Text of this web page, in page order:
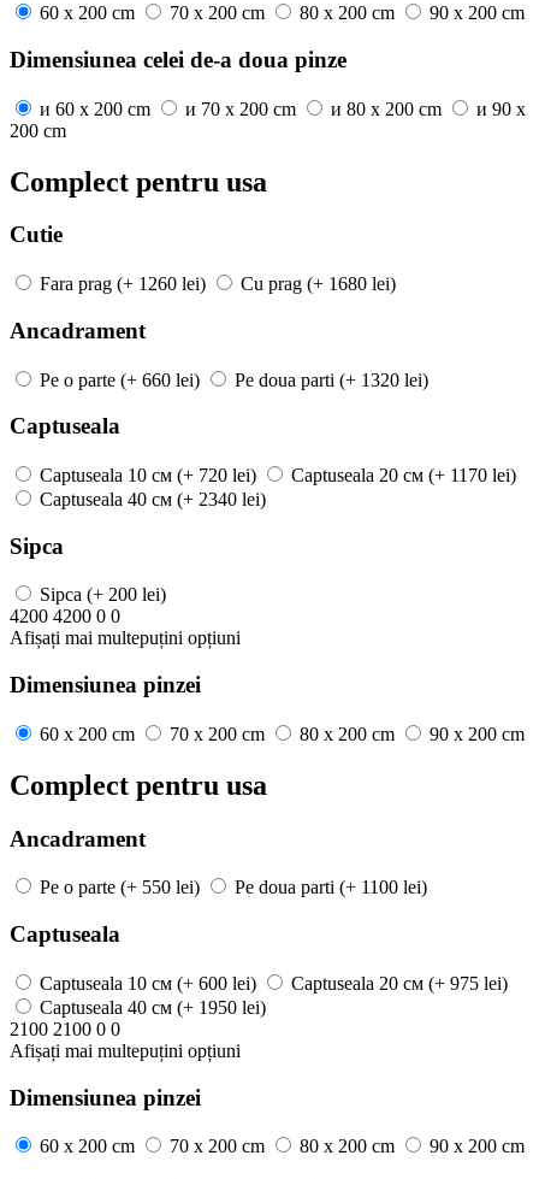
60 x 200 cm 70 x 200 cm 80 x 200 cm 90 x 200 cm
Dimensiunea celei de-a doua pinze
и 60 x 200 cm и 70 x 200 cm и 80 x 200 cm и 90 x
200 cm
Complect pentru usa
Cutie
Fara prag (+ 1260 lei) Cu prag (+ 1680 lei)
Ancadrament
Pe o parte (+ 660 lei) Pe doua parti (+ 1320 lei)
Captuseala
Captuseala 10 см (+ 720 lei) Captuseala 20 см (+ 1170 lei)
Captuseala 40 см (+ 2340 lei)
Sipca
Sipca (+ 200 lei)
4200 4200 0 0
Afișați mai multepuțini opțiuni
Dimensiunea pinzei
60 x 200 cm 70 x 200 cm 80 x 200 cm 90 x 200 cm
Complect pentru usa
Ancadrament
Pe o parte (+ 550 lei) Pe doua parti (+ 1100 lei)
Captuseala
Captuseala 10 см (+ 600 lei) Captuseala 20 см (+ 975 lei)
Captuseala 40 см (+ 1950 lei)
2100 2100 0 0
Afișați mai multepuțini opțiuni
Dimensiunea pinzei
60 x 200 cm 70 x 200 cm 80 x 200 cm 90 x 200 cm